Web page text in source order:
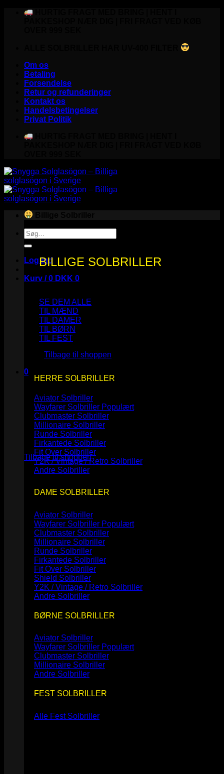
Fortsæt
Om os
Betaling
Forsendelse
Retur og refunderinger
Kontakt os
Handelsbetingelser
Privat Politik
Søg
efter:
Log ind
Kurv /0 DKK 0
Ingen varer i kurven.
Tilbage til shoppen
0
Kurv
Ingen varer i kurven.
Tilbage til shoppen
BILLIGE SOLBRILLER
SE DEM ALLE
TIL MÆND
TIL DAMER
TIL BØRN
TIL FEST
HERRE SOLBRILLER
Aviator Solbriller
Wayfarer Solbriller
Clubmaster Solbriller
Millionaire Solbriller
Runde Solbriller
Firkantede Solbriller
Fit Over Solbriller
Y2K / Vintage / Retro Solbriller
Andre Solbriller
DAME SOLBRILLER
Aviator Solbriller
Wayfarer Solbriller
Clubmaster Solbriller
Millionaire Solbriller
Runde Solbriller
Firkantede Solbriller
Fit Over Solbriller
Shield Solbriller
Y2K / Vintage / Retro Solbriller
Andre Solbriller
BØRNE SOLBRILLER
Aviator Solbriller
Wayfarer Solbriller
Clubmaster Solbriller
Millionaire Solbriller
Andre Solbriller
FEST SOLBRILLER
Alle Fest Solbriller